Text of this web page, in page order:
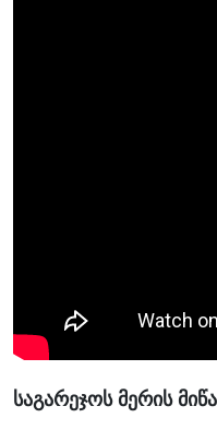
საგარეჯოს მერის მიწა